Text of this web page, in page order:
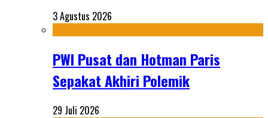
3 Agustus 2026
PWI Pusat dan Hotman Paris
Sepakat Akhiri Polemik
29 Juli 2026